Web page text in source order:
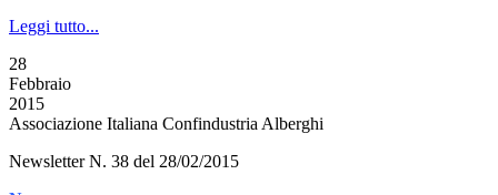
Leggi tutto...
28
Febbraio
2015
Associazione Italiana Confindustria Alberghi
Newsletter N. 38 del 28/02/2015